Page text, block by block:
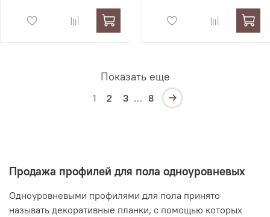
Показать еще
1 2 3 … 8
Продажа профилей для пола одноуровневых
Одноуровневыми профилями для пола принято
называть декоративные планки, с помощью которых